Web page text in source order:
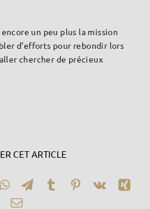
un peu plus la mission
d’efforts pour rebondir lors
chercher de précieux
CET ARTICLE
WhatsAppTelegram
TumblrPinterest
Vk
Email